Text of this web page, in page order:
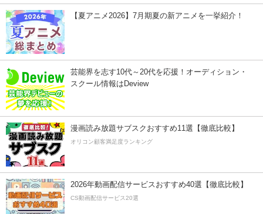
【夏アニメ2026】7月期夏の新アニメを一挙紹介！
芸能界を志す10代～20代を応援！オーディション・
スクール情報はDeview
漫画読み放題サブスクおすすめ11選【徹底比較】
オリコン顧客満足度ランキング
2026年動画配信サービスおすすめ40選【徹底比較】
CS動画配信サービス20選